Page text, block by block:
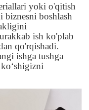
yoki o'qitish
biznesni boshlash
ish ko'plab
qo'rqishadi.
ishga tushga